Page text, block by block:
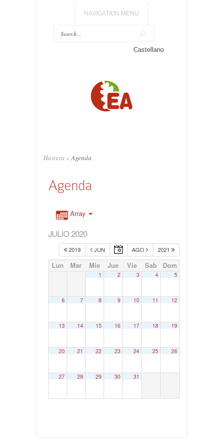
NAVIGATION MENU
Castellano
Hasiera » Agenda
Agenda
Array
JULIO 2020
2019 JUN AGO 2021
Lun Mar Mie Jue Vie Sab Dom
1 2 3 4 5
6 7 8 9 10 11 12
13 14 15 16 17 18 19
20 21 22 23 24 25 26
27 28 29 30 31